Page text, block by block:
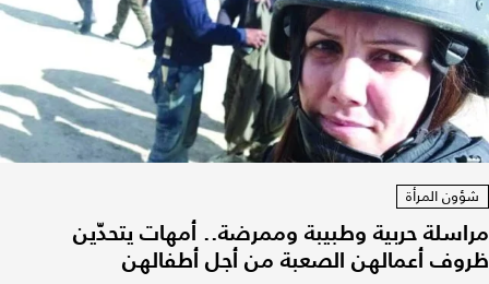
شؤون المرأة
مراسلة حربية وطبيبة وممرضة.. أمهات يتحدّين
ظروف أعمالهن الصعبة من أجل أطفالهن